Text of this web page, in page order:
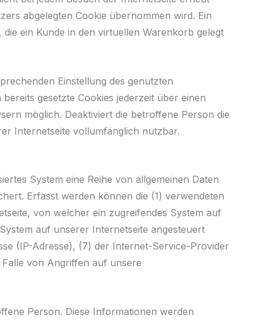
abgelegten Cookie übernommen wird. Ein
ein Kunde in den virtuellen Warenkorb gelegt
Einstellung des genutzten
gesetzte Cookies jederzeit über einen
möglich. Deaktiviert die betroffene Person die
Internetseite vollumfänglich nutzbar.
System eine Reihe von allgemeinen Daten
Erfasst werden können die (1) verwendeten
von welcher ein zugreifendes System auf
auf unserer Internetseite angesteuert
(IP-Adresse), (7) der Internet-Service-Provider
von Angriffen auf unsere
Person. Diese Informationen werden